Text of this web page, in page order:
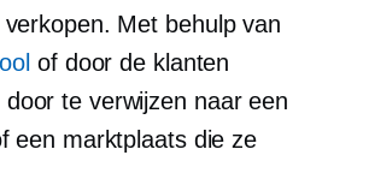
Met behulp van
of door de klanten
te verwijzen naar een
een marktplaats die ze